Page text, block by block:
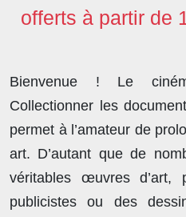
offerts à partir de
Bienvenue ! Le
Collectionner les
permet à l’amateur de
art. D’autant que de
véritables œuvres d’art,
publicistes ou des